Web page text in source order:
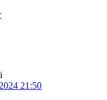
21:50